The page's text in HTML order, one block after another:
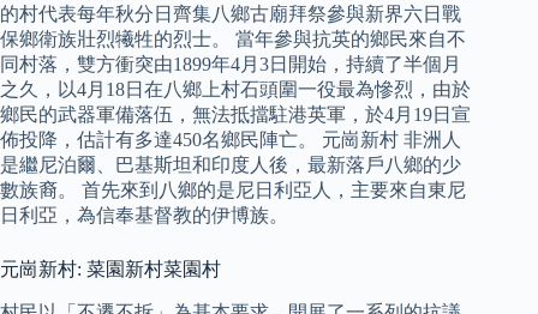
的村代表每年秋分日齊集八鄉古廟拜祭參與新界六日戰
保鄉衛族壯烈犧牲的烈士。 當年參與抗英的鄉民來自不
同村落，雙方衝突由1899年4月3日開始，持續了半個月
之久，以4月18日在八鄉上村石頭圍一役最為慘烈，由於
鄉民的武器軍備落伍，無法抵擋駐港英軍，於4月19日宣
佈投降，估計有多達450名鄉民陣亡。 元崗新村 非洲人
是繼尼泊爾、巴基斯坦和印度人後，最新落戶八鄉的少
數族裔。 首先來到八鄉的是尼日利亞人，主要來自東尼
日利亞，為信奉基督教的伊博族。
元崗新村: 菜園新村菜園村